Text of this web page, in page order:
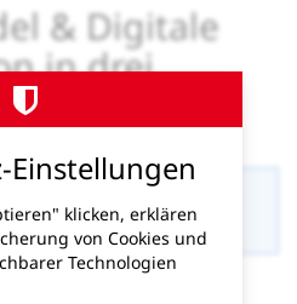
& Digitale
in drei
1, 50126 Bergheim
Einstellungen
klicken, erklären
von Cookies und
Technologien